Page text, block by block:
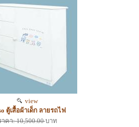
view
ตู้เสื้อผ้าเด็ก ลายรถไฟ
าคา: 10,500.00บาท